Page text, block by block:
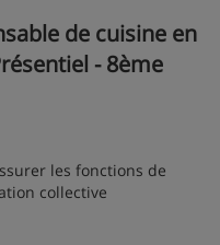
de cuisine en
- 8ème
les fonctions de
collective